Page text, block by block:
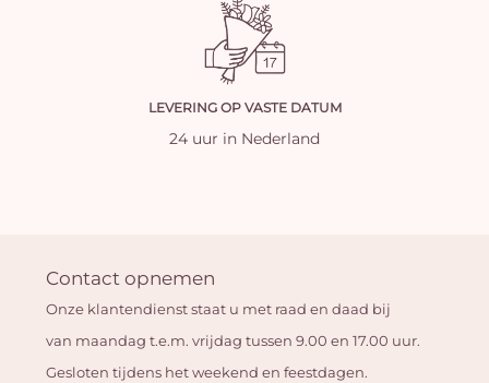
LEVERING OP VASTE DATUM
24 uur in Nederland
Contact opnemen
Onze klantendienst staat u met raad en daad bij
van maandag t.e.m. vrijdag tussen 9.00 en 17.00 uur.
Gesloten tijdens het weekend en feestdagen.